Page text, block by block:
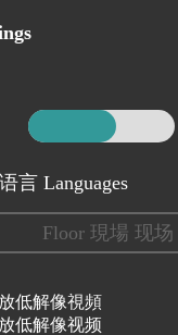
言 Languages
Floor 現場 现场
低解像視頻
低解像视频